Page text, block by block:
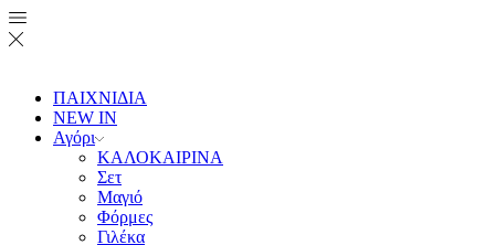
ΠΑΙΧΝΙΔΙΑ
NEW IN
Αγόρι
ΚΑΛΟΚΑΙΡΙΝΑ
Σετ
Μαγιό
Φόρμες
Γιλέκα